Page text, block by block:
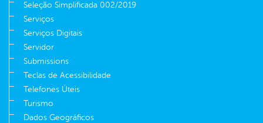
Seleção Simplificada 002/2019
Serviços
Serviços Digitais
Servidor
Submissions
Teclas de Acessibilidade
Telefones Úteis
Turismo
Dados Geográficos